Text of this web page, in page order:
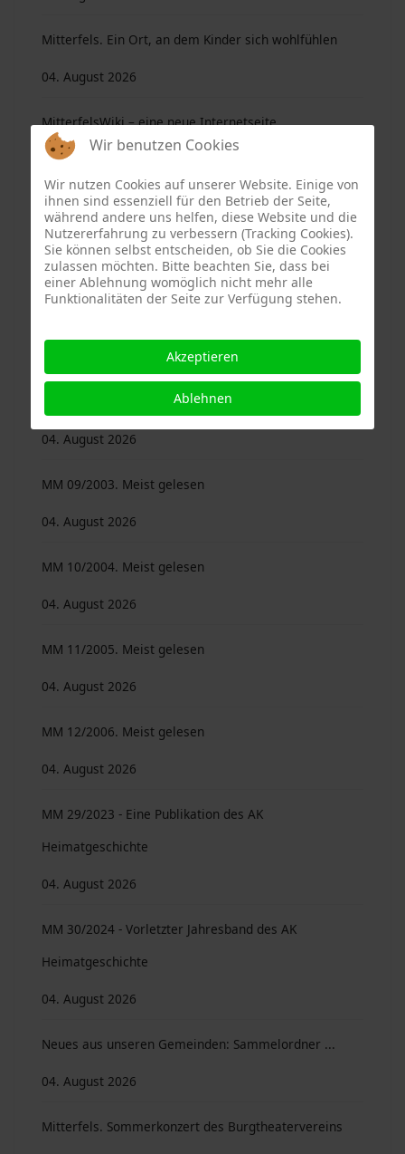
Mitterfels. Ein Ort, an dem Kinder sich wohlfühlen
04. August 2026
MitterfelsWiki – eine neue Internetseite
04. August 2026
Sie bleiben in Erinnerung oder sind es wert ...
04. August 2026
Mitterfelser Magazin 16/2010. 40 Beiträge von 25
16 Bände des Mitterfelser Magazins sind digitalisiert
04. August 2026
MM 09/2003. Meist gelesen
04. August 2026
MM 10/2004. Meist gelesen
04. August 2026
MM 11/2005. Meist gelesen
04. August 2026
MM 12/2006. Meist gelesen
04. August 2026
MM 29/2023 - Eine Publikation des AK
Heimatgeschichte
04. August 2026
MM 30/2024 - Vorletzter Jahresband des AK
Heimatgeschichte
04. August 2026
Neues aus unseren Gemeinden: Sammelordner ...
04. August 2026
Mitterfels. Sommerkonzert des Burgtheatervereins
Wir benutzen Cookies
Wir nutzen Cookies auf unserer Website. Einige von
ihnen sind essenziell für den Betrieb der Seite,
während andere uns helfen, diese Website und die
Nutzererfahrung zu verbessern (Tracking Cookies).
Sie können selbst entscheiden, ob Sie die Cookies
zulassen möchten. Bitte beachten Sie, dass bei
einer Ablehnung womöglich nicht mehr alle
Funktionalitäten der Seite zur Verfügung stehen.
Akzeptieren
Ablehnen